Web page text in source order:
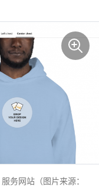
服务网站（图片来源：